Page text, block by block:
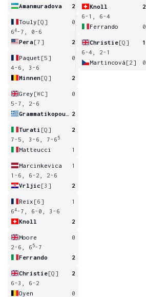
Amanmuradova
2
Touly [Q]
0
64-7, 0-6
Pera[7] 2
Paquet [5]
0
4-6, 3-6
Minnen[Q] 2
Grey [WC]
0
5-7, 2-6
2
Turati [Q]
2
7-5, 3-6, 7-6 5
Matteucci 1
Marcinkevica
1
1-6, 6-2, 2-6
Vrljic [3] 2
Reix [6]
1
64-7, 6-0, 3-6
Knoll
2
Moore
0
2-6, 6 5-7
Ferrando
2
Christie[Q]
2
6-3, 6-2
Oyen
0
Knoll
2
6-1, 6-4
Ferrando
0
Christie[Q]
1
6-4, 2-1
Martincová [2] 0